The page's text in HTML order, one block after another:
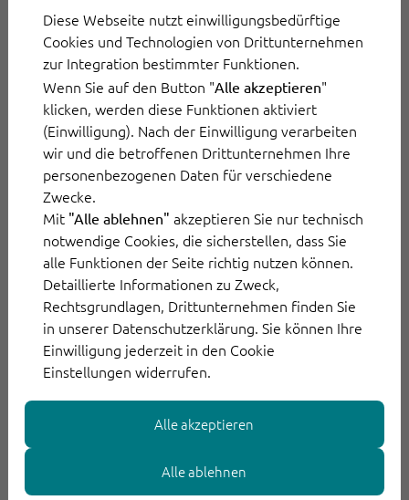
Diese Webseite nutzt einwilligungsbedürftige
Cookies und Technologien von Drittunternehmen
zur Integration bestimmter Funktionen.
Wenn Sie auf den Button "Alle akzeptieren"
klicken, werden diese Funktionen aktiviert
(Einwilligung). Nach der Einwilligung verarbeiten
wir und die betroffenen Drittunternehmen Ihre
personenbezogenen Daten für verschiedene
Zwecke.
Mit "Alle ablehnen" akzeptieren Sie nur technisch
notwendige Cookies, die sicherstellen, dass Sie
alle Funktionen der Seite richtig nutzen können.
Detaillierte Informationen zu Zweck,
Rechtsgrundlagen, Drittunternehmen finden Sie
in unserer Datenschutzerklärung. Sie können Ihre
Einwilligung jederzeit in den Cookie
Einstellungen widerrufen.
Alle ablehnen
Alle akzeptieren
Berührungspunkte, ebenso Ihre Angebote,
Absichtserklärungen, CTAs, Produktdemos und
praktische Erfahrungen, die Sie Ihren
Kund:innen bieten können.
Konversionen schaffen
Der Draht zu Ihren potenziellen Kund:innen ist
aufgebaut. Über welche Aktionen bewegen
Sie Ihre Konsument:innen im nächsten Schritt
zum Kauf? Wie werden passive
Konsument:innen zu aktiven Kund:innen?
Konversionen sind an allen Touchpoints
möglich. Und genau deswegen ist jeder
einzelne Touchpoint so wichtig – Sie können
die Chance entweder nutzen oder vergeuden.
Im schlimmsten Fall ist die CX an einem
Touchpoint so negativ, dass Sie Kund:innen
nachhaltig verlieren.